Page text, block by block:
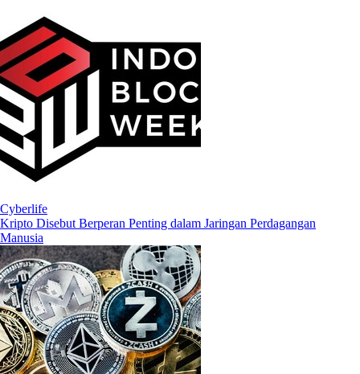
Cyberlife
Kripto Disebut Berperan Penting dalam Jaringan Perdagangan
Manusia